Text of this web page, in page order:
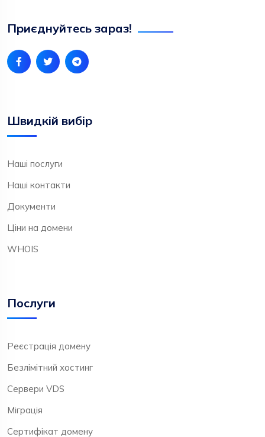
Приєднуйтесь зараз!
Швидкій вибір
Наші послуги
Наші контакти
Документи
Ціни на домени
WHOIS
Послуги
Реєстрація домену
Безлімітний хостинг
Сервери VDS
Міграція
Сертифікат домену